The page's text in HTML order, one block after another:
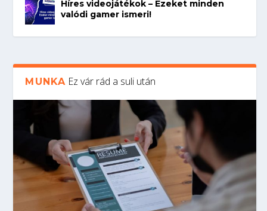
Híres videojátékok – Ezeket minden
valódi gamer ismeri!
MUNKA Ez vár rád a suli után